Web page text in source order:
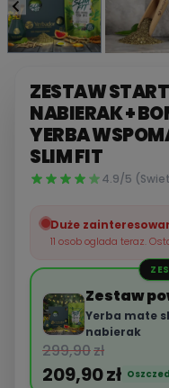
ZESTAW
NABIERAK +
YERBA
SLIM FIT
4.9/5
Duże
11 osob oglada teraz.
Zestaw
Yerba mate
nabierak
299,90zł
209,90zł